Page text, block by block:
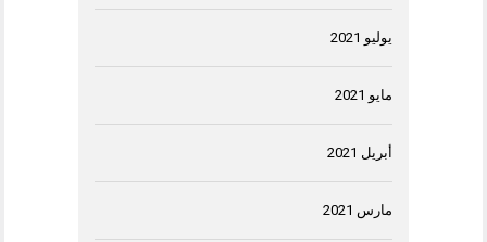
يوليو 2021
مايو 2021
أبريل 2021
مارس 2021